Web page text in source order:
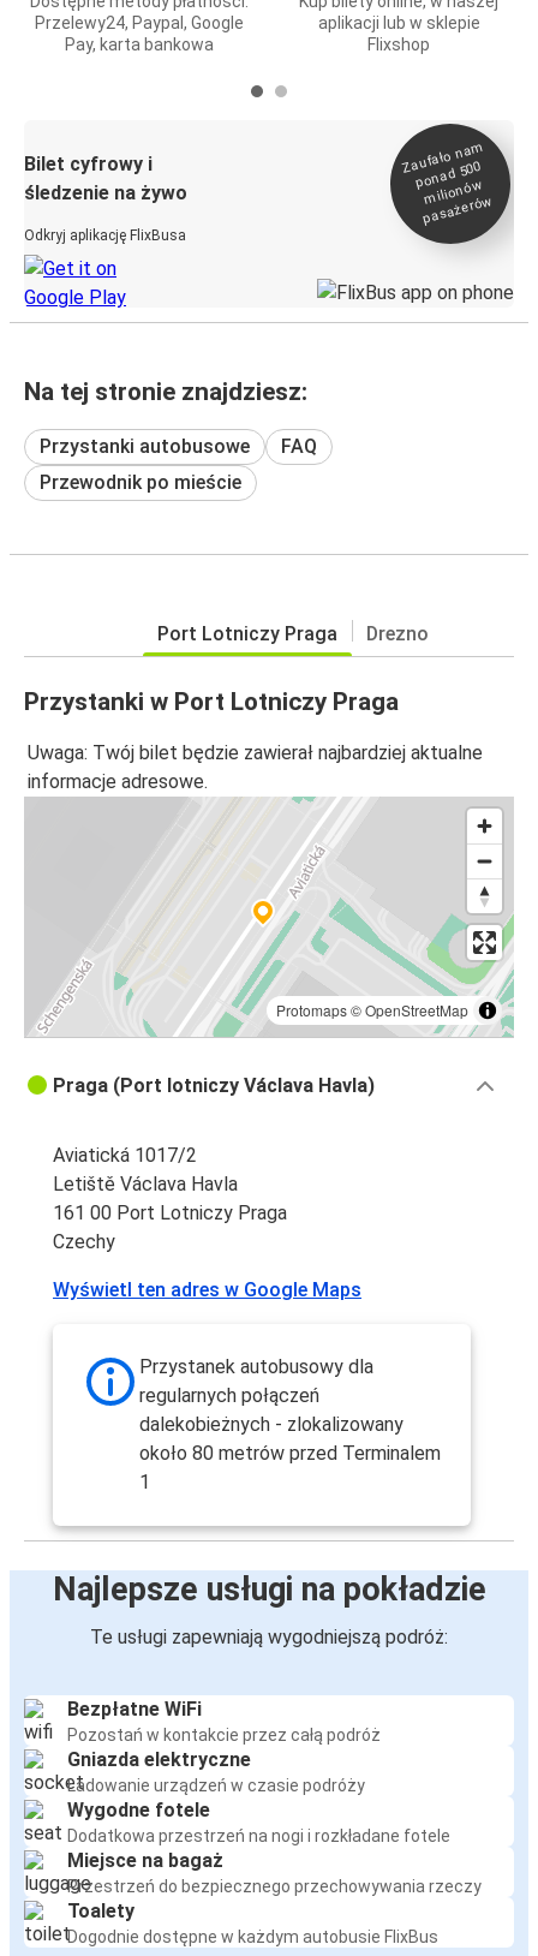
Przelewy24, Paypal, Google
Pay, karta bankowa
aplikacji lub w sklepie
Flixshop
Bilet cyfrowy i
śledzenie na żywo
Odkryj aplikację FlixBusa
Zaufało na
m
ponad 500
milionó
w
pasażeró
w
Na tej stronie znajdziesz:
Przystanki autobusowe
FAQ
Przewodnik po mieście
Port Lotniczy Praga Drezno
Przystanki w Port Lotniczy Praga
Uwaga: Twój bilet będzie zawierał najbardziej aktualne
informacje adresowe.
Protomaps©OpenStreetMap
Praga (Port lotniczy Václava Havla)
Aviatická 1017/2
Letiště Václava Havla
161 00 Port Lotniczy Praga
Czechy
Wyświetl ten adres w Google Maps
Przystanek autobusowy dla
regularnych połączeń
dalekobieżnych - zlokalizowany
około 80 metrów przed Terminalem
1
Najlepsze usługi na pokładzie
Te usługi zapewniają wygodniejszą podróż:
Bezpłatne WiFi
Pozostań w kontakcie przez całą podróż
Gniazda elektryczne
Ładowanie urządzeń w czasie podróży
Wygodne fotele
Dodatkowa przestrzeń na nogi i rozkładane fotele
Miejsce na bagaż
Przestrzeń do bezpiecznego przechowywania rzeczy
Toalety
Dogodnie dostępne w każdym autobusie FlixBus